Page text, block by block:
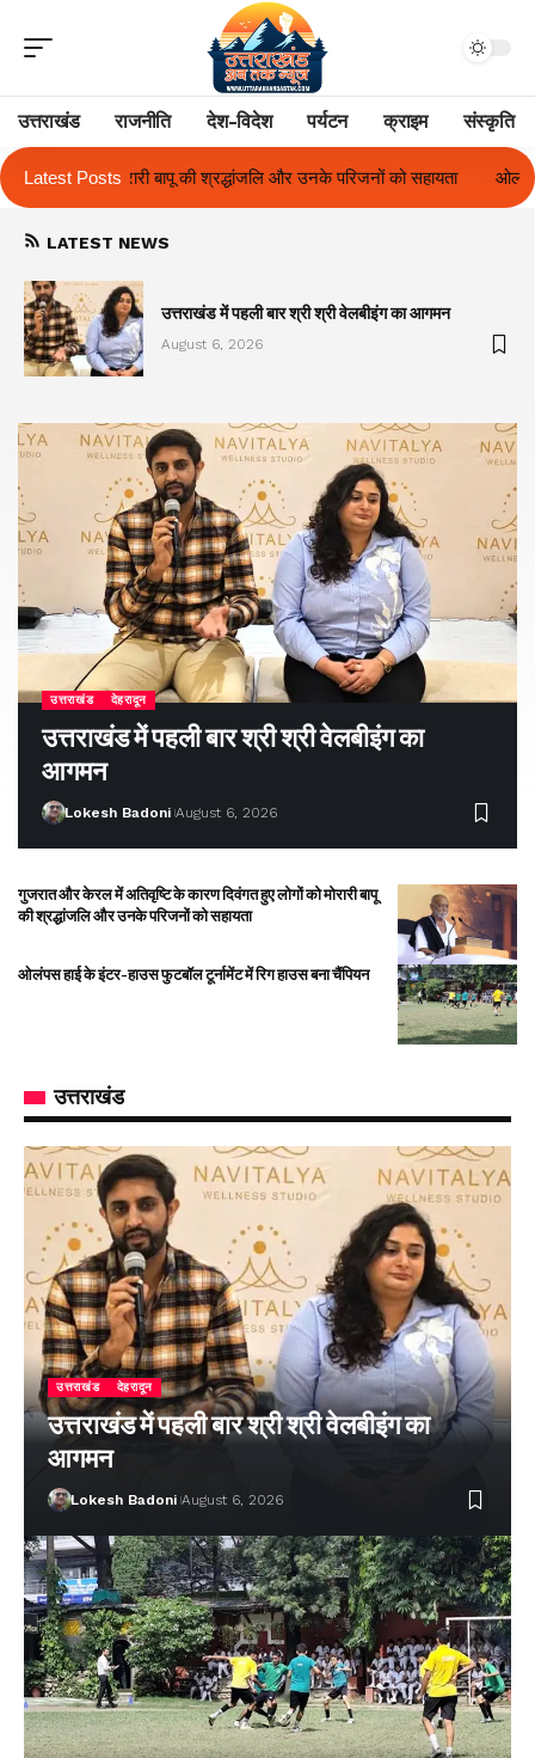
उत्तराखंड राजनीति देश-विदेश पर्यटन क्राइम संस्कृति
Latest Posts
उनके परिजनों को सहायता ओलंपस हाई के इंटर-हाउस फुटबॉल टूर्नामेंट में रिग
LATEST NEWS
उत्तराखंड में पहली बार श्री श्री वेलबीइंग का आगमन
August 6, 2026
उत्तराखंड देहरादून
उत्तराखंड में पहली बार श्री श्री वेलबीइंग का
आगमन
Lokesh Badoni August 6, 2026
गुजरात और केरल में अतिवृष्टि के कारण दिवंगत हुए लोगों को मोरारी बापू
की श्रद्धांजलि और उनके परिजनों को सहायता
ओलंपस हाई के इंटर-हाउस फुटबॉल टूर्नामेंट में रिग हाउस बना चैंपियन
उत्तराखंड
उत्तराखंड देहरादून
उत्तराखंड में पहली बार श्री श्री वेलबीइंग का
आगमन
Lokesh Badoni August 6, 2026